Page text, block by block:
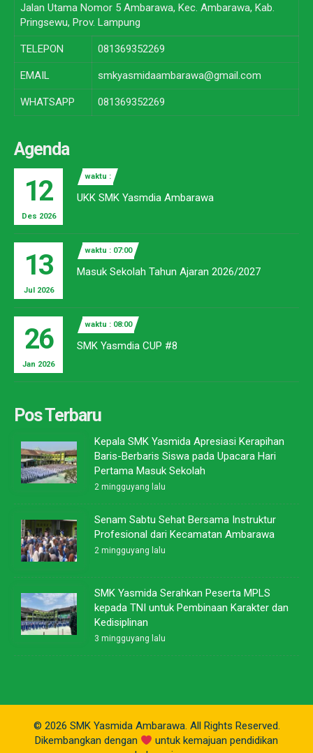
Jalan Utama Nomor 5 Ambarawa, Kec. Ambarawa, Kab.
Pringsewu, Prov. Lampung
TELEPON 081369352269
EMAIL smkyasmidaambarawa@gmail.com
WHATSAPP 081369352269
Agenda
12
Des 2026
waktu :
UKK SMK Yasmdia Ambarawa
13
Jul 2026
waktu : 07:00
Masuk Sekolah Tahun Ajaran 2026/2027
26
Jan 2026
waktu : 08:00
SMK Yasmdia CUP #8
Pos Terbaru
Kepala SMK Yasmida Apresiasi Kerapihan
Baris-Berbaris Siswa pada Upacara Hari
Pertama Masuk Sekolah
2 mingguyang lalu
Senam Sabtu Sehat Bersama Instruktur
Profesional dari Kecamatan Ambarawa
2 mingguyang lalu
SMK Yasmida Serahkan Peserta MPLS
kepada TNI untuk Pembinaan Karakter dan
Kedisiplinan
3 mingguyang lalu
© 2026 SMK Yasmida Ambarawa. All Rights Reserved.
Dikembangkan dengan
untuk kemajuan pendidikan